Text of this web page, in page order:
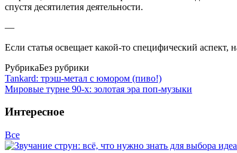
спустя десятилетия деятельности.
—
Если статья освещает какой-то специфический
РубрикаБез рубрики
Tankard: трэш-метал с юмором (пиво!)
Мировые турне 90-х: золотая эра поп-музыки
Интересное
Все